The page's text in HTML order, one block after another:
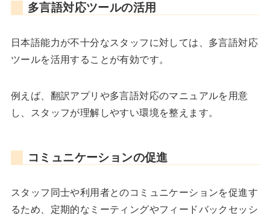
多言語対応ツールの活用
日本語能力が不十分なスタッフに対しては、多言語対応
ツールを活用することが有効です。
例えば、翻訳アプリや多言語対応のマニュアルを用意
し、スタッフが理解しやすい環境を整えます。
コミュニケーションの促進
スタッフ同士や利用者とのコミュニケーションを促進す
るため、定期的なミーティングやフィードバックセッシ